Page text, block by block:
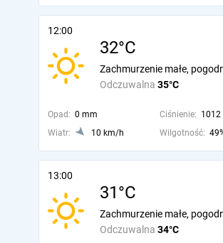
12:00
32°C
Odczuwalna 35°C
Zachmurzenie małe,
Opad: 0 mm Ciśnienie: 1012
Wiatr:
10 km/h Wilgotność:
13:00
31°C
Odczuwalna 34°C
Zachmurzenie małe,